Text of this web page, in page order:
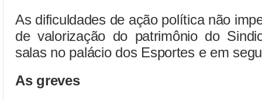
As dificuldades de ação política não
de valorização do patrimônio do
salas no palácio dos Esportes e em
As greves